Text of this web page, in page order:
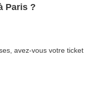
Paris ?